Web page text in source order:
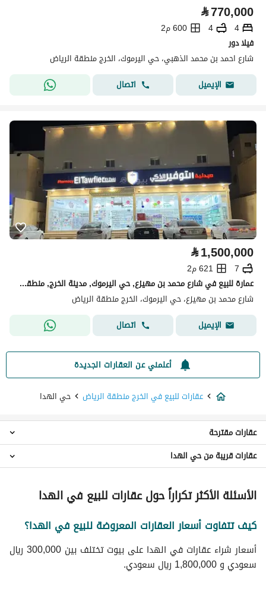
⃁770,000
4
4
600 م2
فيلا دور
شارع احمد بن محمد الذهبي، حي اليرموك، الخرج منطقة الرياض
الإيميل
اتصال
⃁1,500,000
7
621 م2
عمارة للبيع في شارع محمد بن مهيزع, حي اليرموك, مدينة الخرج, منطقة الرياض
شارع محمد بن مهيزع، حي اليرموك، الخرج منطقة الرياض
الإيميل
اتصال
أعلمني عن العقارات الجديدة
عقارات للبيع في الخرج منطقة الرياض
حي الهدا
عقارات استوديو للبيع في حي الهدا
عقارات 4 غرف نوم للبيع في حي الهدا
عقارات 7 غرف نوم للبيع في حي الهدا
عمائر سكنية للبيع في حي الهدا
فلل للبيع في حي الهدا
ادوار للبيع في حي الهدا
عقارات مقترحة
عقارات حي مشرف
عقارات حي اليرموك
عقارات حي السيح
عقارات حي العيون
عقارات حي الجامعة
عقارات قريبة من حي الهدا
الأسئلة الأكثر تكراراً حول عقارات للبيع في الهدا
كيف تتفاوت أسعار العقارات المعروضة للبيع في الهدا؟
أسعار شراء عقارات في الهدا على بيوت تختلف بين 300,000 ريال
سعودي و 1,800,000 ريال سعودي.